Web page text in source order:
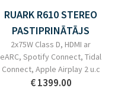
RUARK R610 STEREO
PASTIPRINĀTĀJS
2x75W Class D, HDMI ar
eARC, Spotify Connect, Tidal
Connect, Apple Airplay 2 u.c
€ 1399.00